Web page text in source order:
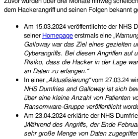
dem Hackerangriff und seinen Folgen bekannt
Am 15.03.2024 veröffentlichte der NHS
seiner Homepage erstmals eine
Galloway war das Ziel eines gezielten
Cyberangriffs. Bei diesen Angriffen auf
Risiko, dass die Hacker in der Lage
an Daten zu erlangen.“
In einer „Aktualisierung“vom 27.03.24
NHS Dumfries and Galloway ist sich
über eine kleine Anzahl von Patienten
Ransomware-Gruppe veröffentlicht
Am 23.04.2024 erklärte der NHS
„Während des Angriffs, der Ende
sehr große Menge von Daten